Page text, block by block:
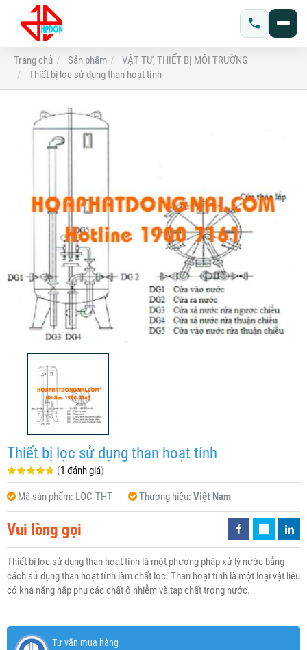
Trang chủ Sản phẩm
VẬT TƯ, THIẾT BỊ MÔI TRƯỜNG
Thiết bị lọc sử dụng than hoạt tính
Thiết bị lọc sử dụng than hoạt tính
(1 đánh giá)
Mã sản phẩm: LOC-THT Thương hiệu: Việt Nam
Vui lòng gọi
Thiết bị lọc sử dụng than hoạt tính là một phương pháp xử lý nước bằng
cách sử dụng than hoạt tính làm chất lọc. Than hoạt tính là một loại vật liệu
có khả năng hấp phụ các chất ô nhiễm và tạp chất trong nước.
Tư vấn mua hàng